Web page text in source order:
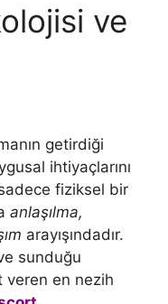
ve
getirdiği
ihtiyaçlarını
sadece fiziksel bir
anlaşılma,
arayışındadır.
sunduğu
veren en nezih